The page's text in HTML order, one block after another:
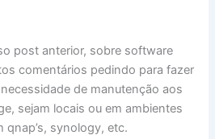
post anterior, sobre software
comentários pedindo para fazer
de manutenção aos
sejam locais ou em ambientes
qnap’s, synology, etc.